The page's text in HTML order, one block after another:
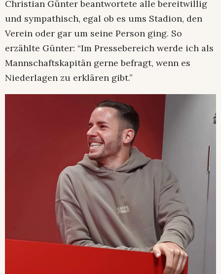
Christian Günter beantwortete alle bereitwillig
und sympathisch, egal ob es ums Stadion, den
Verein oder gar um seine Person ging. So
erzählte Günter: “Im Pressebereich werde ich als
Mannschaftskapitän gerne befragt, wenn es
Niederlagen zu erklären gibt.”